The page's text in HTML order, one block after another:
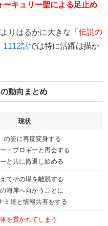
ーキュリー聖による足止め
りはるかに大きな 「伝説の
1112話では特に活躍は描か
動向まとめ
現状
の姿に再度変身する
・ブロギーと再会する
と共に撤退し始める
てその場を離脱する
海岸へ向かうことに
ミ達と情報共有をする
を貫かれてしまう